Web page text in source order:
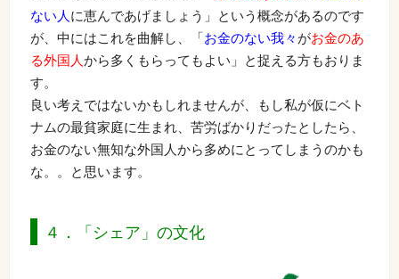
ない人 に恵んであげましょう」という概念があるのです
が、中にはこれを曲解し、「お金のない我々 がお金のあ
る外国人から多くもらってもよい」と捉える方もおりま
す。
良い考えではないかもしれませんが、もし私が仮にベト
ナムの最貧家庭に生まれ、苦労ばかりだったとしたら、
お金のない無知な外国人から多めにとってしまうのかも
な。。と思います。
４．「シェア」の文化